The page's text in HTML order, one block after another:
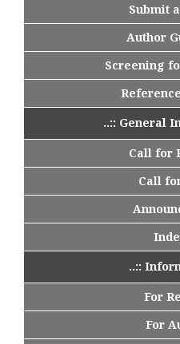
Submit
Author
Screening
..:: General
Call for
Call
..::
For
For